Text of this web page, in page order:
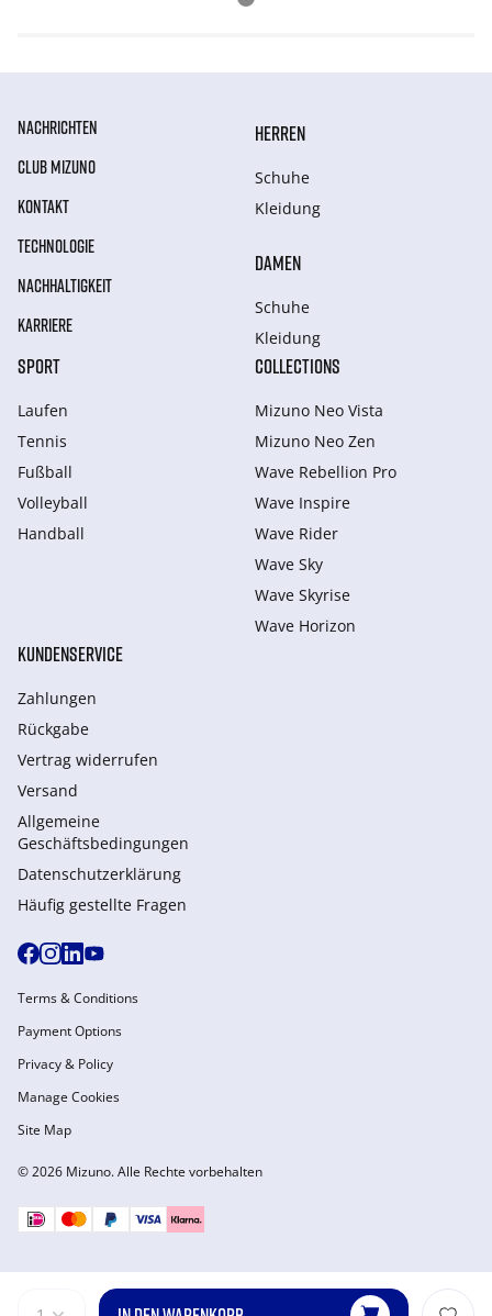
NACHRICHTEN
CLUB MIZUNO
KONTAKT
TECHNOLOGIE
NACHHALTIGKEIT
KARRIERE
HERREN
Schuhe
Kleidung
DAMEN
Schuhe
Kleidung
SPORT
Laufen
Tennis
Fußball
Volleyball
Handball
COLLECTIONS
Mizuno Neo Vista
Mizuno Neo Zen
Wave Rebellion Pro
Wave Inspire
Wave Rider
Wave Sky
Wave Skyrise
Wave Horizon
KUNDENSERVICE
Zahlungen
Rückgabe
Vertrag widerrufen
Versand
Allgemeine
Geschäftsbedingungen
Datenschutzerklärung
Häufig gestellte Fragen
© 2026 Mizuno. Alle Rechte vorbehalten
Terms & Conditions
Payment Options
Privacy & Policy
Manage Cookies
Site Map